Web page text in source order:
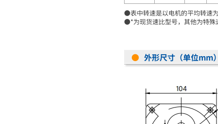
●表中转速是以电机的平均转速
●*为现货速比型号，其他为特殊
● 外形尺寸（单位mm